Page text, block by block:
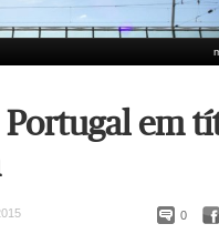
Portugal em
0